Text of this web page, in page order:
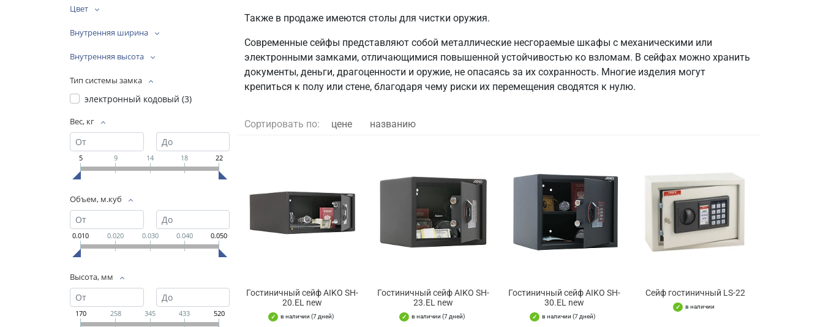
Цвет
Внутренняя ширина
Внутренняя высота
Тип системы замка
электронный кодовый (3)
Вес, кг
5 9 14 18 22
Объем, м.куб
0.010 0.020 0.030 0.040 0.050
Высота, мм
170 258 345 433 520
Также в продаже имеются столы для чистки оружия.
Современные сейфы представляют собой металлические несгораемые шкафы с механическими или
электронными замками, отличающимися повышенной устойчивостью ко взломам. В сейфах можно хранить
документы, деньги, драгоценности и оружие, не опасаясь за их сохранность. Многие изделия могут
крепиться к полу или стене, благодаря чему риски их перемещения сводятся к нулю.
Сортировать по: цене названию
Гостиничный сейф AIKO SH-
20.EL new
в наличии (7 дней)
Гостиничный сейф AIKO SH-
23.EL new
в наличии (7 дней)
Гостиничный сейф AIKO SH-
30.EL new
в наличии (7 дней)
Сейф гостиничный LS-22
в наличии